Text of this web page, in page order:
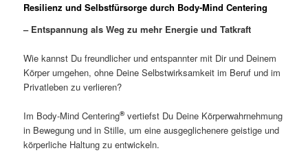
Resilienz und Selbstfürsorge durch Body-Mind Centering
– Entspannung als Weg zu mehr Energie und Tatkraft
Wie kannst Du freundlicher und entspannter mit Dir und Deinem
Körper umgehen, ohne Deine Selbstwirksamkeit im Beruf und im
Privatleben zu verlieren?
Im Body-Mind Centering®vertiefst Du Deine Körperwahrnehmung
in Bewegung und in Stille, um eine ausgeglichenere geistige und
körperliche Haltung zu entwickeln.